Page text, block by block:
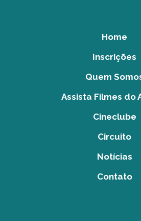
Home
Inscrições
Quem
Assista Filmes do
Cineclube
Circuito
Notícias
Contato